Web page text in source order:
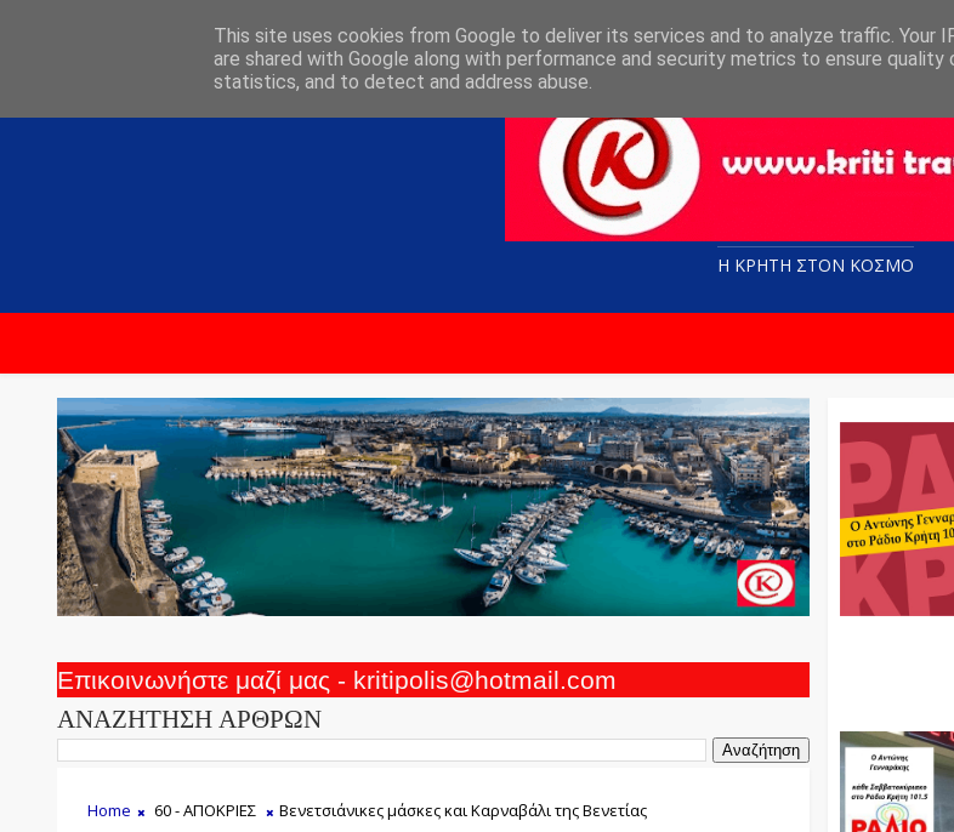
Η ΚΡΗΤΗ ΣΤΟN KOΣΜΟ
Επικοινωνήστε μαζί μας - kritipolis@hotmail.com
ΑΝΑΖΗΤΗΣΗ ΑΡΘΡΩΝ
Home 60 - ΑΠΟΚΡΙΕΣ Βενετσιάνικες μάσκες και Καρναβάλι της Βενετίας
This site uses cookies from Google to deliver its services and to analyze traffic. Your
are shared with Google along with performance and security metrics to ensure quality
statistics, and to detect and address abuse.